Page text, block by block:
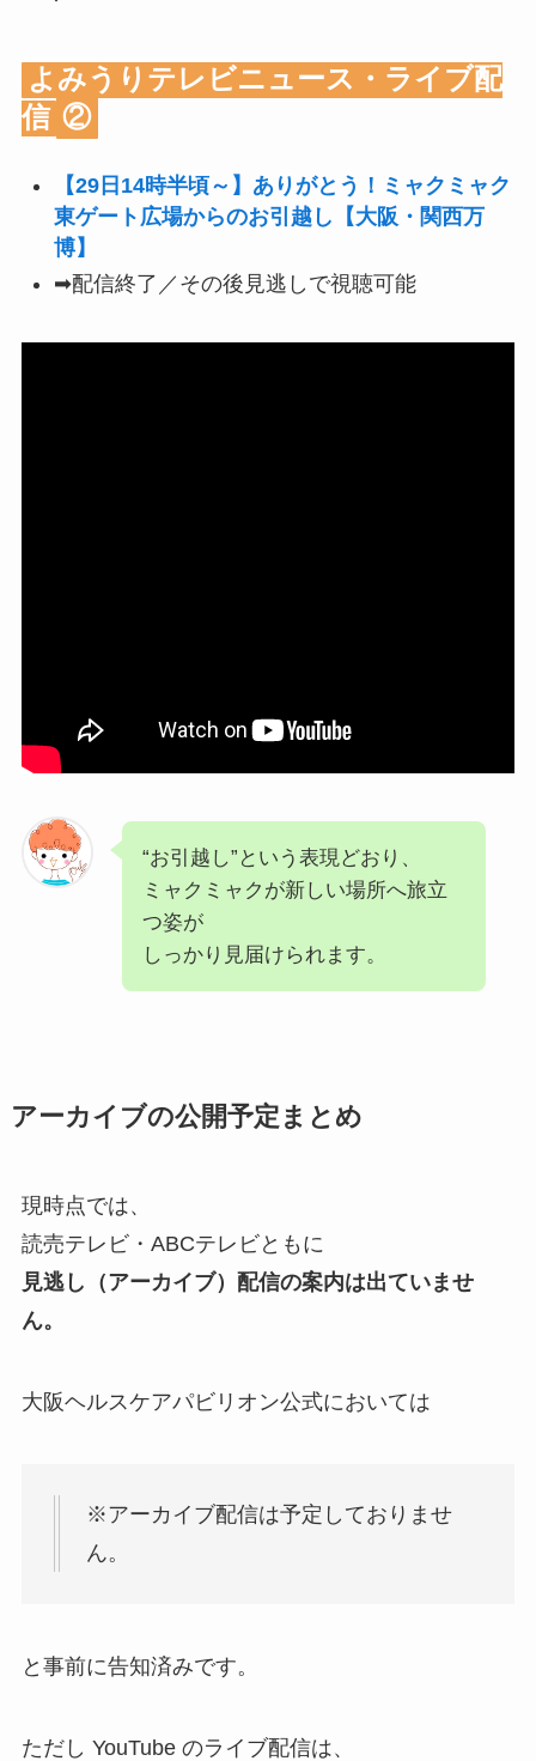
よみうりテレビニュース・ライブ配
信 ②
【29日14時半頃～】ありがとう！ミャクミャク
東ゲート広場からのお引越し【大阪・関西万
博】
➡配信終了／その後見逃しで視聴可能
“お引越し”という表現どおり、
ミャクミャクが新しい場所へ旅立
つ姿が
しっかり見届けられます。
アーカイブの公開予定まとめ
現時点では、
読売テレビ・ABCテレビともに
見逃し（アーカイブ）配信の案内は出ていませ
ん。
大阪ヘルスケアパビリオン公式においては
※アーカイブ配信は予定しておりませ
ん。
と事前に告知済みです。
ただし YouTube のライブ配信は、